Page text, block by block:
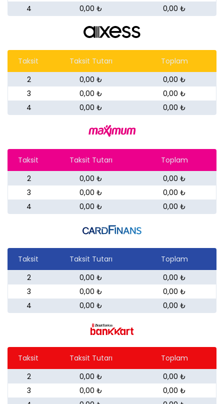
4
0,00 ₺ 0,00 ₺
Taksit Taksit Tutarı
Toplam
2
0,00 ₺
0,00 ₺
3
0,00 ₺
0,00 ₺
4
0,00 ₺ 0,00 ₺
Taksit Taksit Tutarı
Toplam
2
0,00 ₺
0,00 ₺
3
0,00 ₺
0,00 ₺
4
0,00 ₺ 0,00 ₺
Taksit Taksit Tutarı
Toplam
2
0,00 ₺
0,00 ₺
3
0,00 ₺
0,00 ₺
4
0,00 ₺ 0,00 ₺
Taksit Taksit Tutarı
Toplam
2
0,00 ₺
0,00 ₺
3
0,00 ₺
0,00 ₺